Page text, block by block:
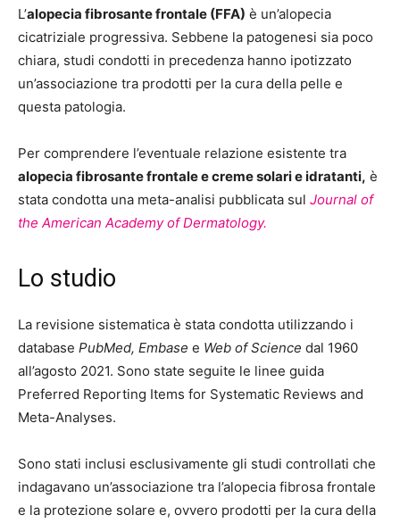
L’alopecia fibrosante frontale (FFA) è un’alopecia
cicatriziale progressiva. Sebbene la patogenesi sia poco
chiara, studi condotti in precedenza hanno ipotizzato
un’associazione tra prodotti per la cura della pelle e
questa patologia.
Per comprendere l’eventuale relazione esistente tra
alopecia fibrosante frontale e creme solari e idratanti, è
stata condotta una meta-analisi pubblicata sul Journal of
the American Academy of Dermatology.
Lo studio
La revisione sistematica è stata condotta utilizzando i
database PubMed, Embase e Web of Science dal 1960
all’agosto 2021. Sono state seguite le linee guida
Preferred Reporting Items for Systematic Reviews and
Meta-Analyses.
Sono stati inclusi esclusivamente gli studi controllati che
indagavano un’associazione tra l’alopecia fibrosa frontale
e la protezione solare e, ovvero prodotti per la cura della